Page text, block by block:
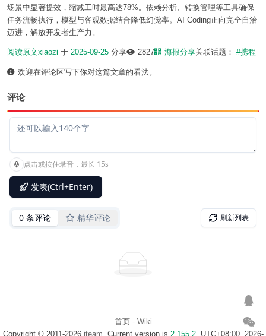
场景中显著提效，缩减工时最高达78%。依赖分析、转换管理等工具确保
任务流畅执行，模型与客观数据结合降低幻觉率。AI Coding正向完全自治
迈进，解放开发者生产力。
阅读原文xiaozi 于 2025-09-25 分享 2827 海报分享关联话题： #携程
欢迎在评论区写下你对这篇文章的看法。
评论
首页- Wiki
Copyright © 2011-2026 iteam . Current version is 2.155.2. UTC+08:00, 2026-